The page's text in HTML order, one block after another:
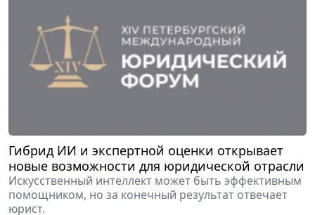
Гибрид ИИ и экспертной оценки открывает
новые возможности для юридической отрасли
Искусственный интеллект может быть эффективным
помощником, но за конечный результат отвечает
юрист.